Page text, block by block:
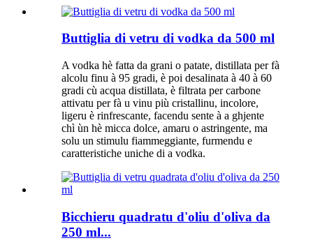
Buttiglia di vetru di vodka da 500 ml
A vodka hè fatta da grani o patate, distillata per fà
alcolu finu à 95 gradi, è poi desalinata à 40 à 60
gradi cù acqua distillata, è filtrata per carbone
attivatu per fà u vinu più cristallinu, incolore,
ligeru è rinfrescante, facendu sente à a ghjente
chì ùn hè micca dolce, amaru o astringente, ma
solu un stimulu fiammeggiante, furmendu e
caratteristiche uniche di a vodka.
Bicchieru quadratu d'oliu d'oliva da
250 ml...